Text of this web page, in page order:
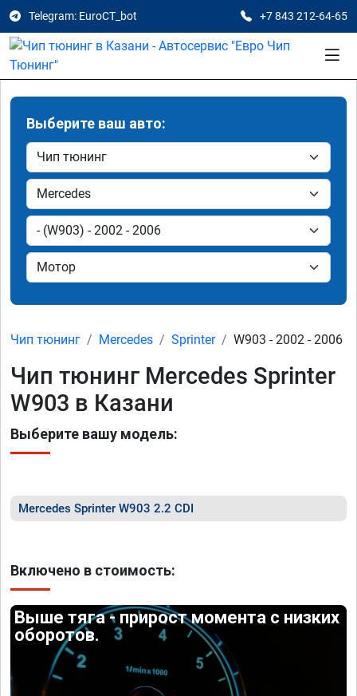
Telegram: EuroCT_bot +7 843 212-64-65
Выберите ваш авто:
Чип тюнинг Mercedes Sprinter W903 - 2002 - 2006
Чип тюнинг Mercedes Sprinter
W903 в Казани
Выберите вашу модель:
Mercedes Sprinter W903 2.2 CDI
Включено в стоимость:
Выше тяга - прирост момента с низких
оборотов.